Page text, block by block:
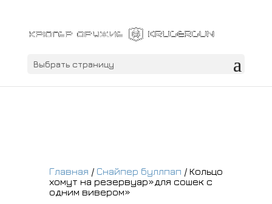
Выбрать страницу
Главная / Снайпер буллпап / Кольцо
хомут на резервуар»для сошек с
одним вивером»